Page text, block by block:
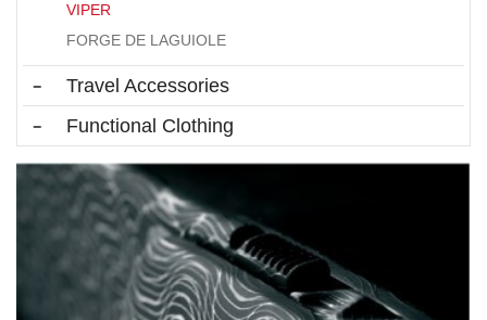
VIPER
FORGE DE LAGUIOLE
Travel Accessories
Functional Clothing